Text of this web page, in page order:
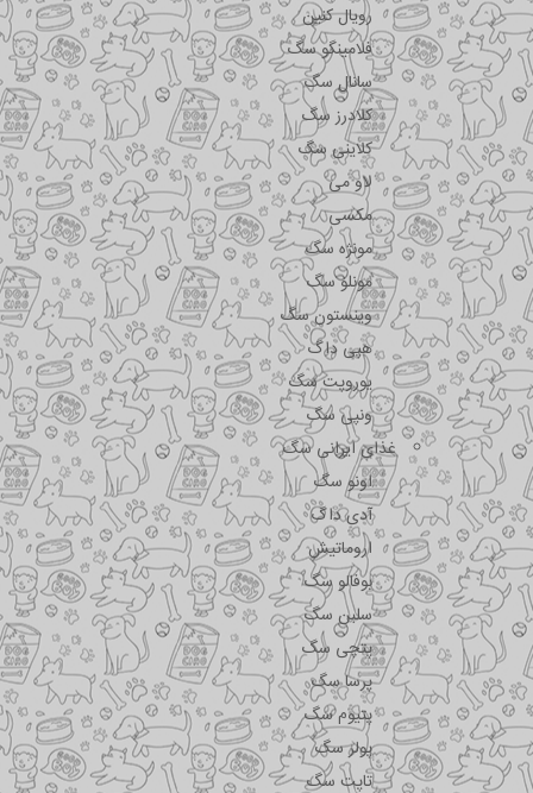
رویال کنین
فلامینگو سگ
سانال سگ
کلادرز سگ
کلاینی سگ
لاو می
مکسی
مونژه سگ
مونلو سگ
وینستون سگ
هپی داگ
یوروپت سگ
ونپی سگ
غذای ایرانی سگ
اونو سگ
آدی داگ
اروماتیش
بوفالو سگ
سلبن سگ
پتچی سگ
پرسا سگ
پتیوم سگ
پولر سگ
تاپت سگ